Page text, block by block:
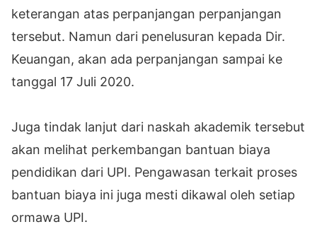
keterangan atas perpanjangan perpanjangan
tersebut. Namun dari penelusuran kepada Dir.
Keuangan, akan ada perpanjangan sampai ke
tanggal 17 Juli 2020.
Juga tindak lanjut dari naskah akademik tersebut
akan melihat perkembangan bantuan biaya
pendidikan dari UPI. Pengawasan terkait proses
bantuan biaya ini juga mesti dikawal oleh setiap
ormawa UPI.